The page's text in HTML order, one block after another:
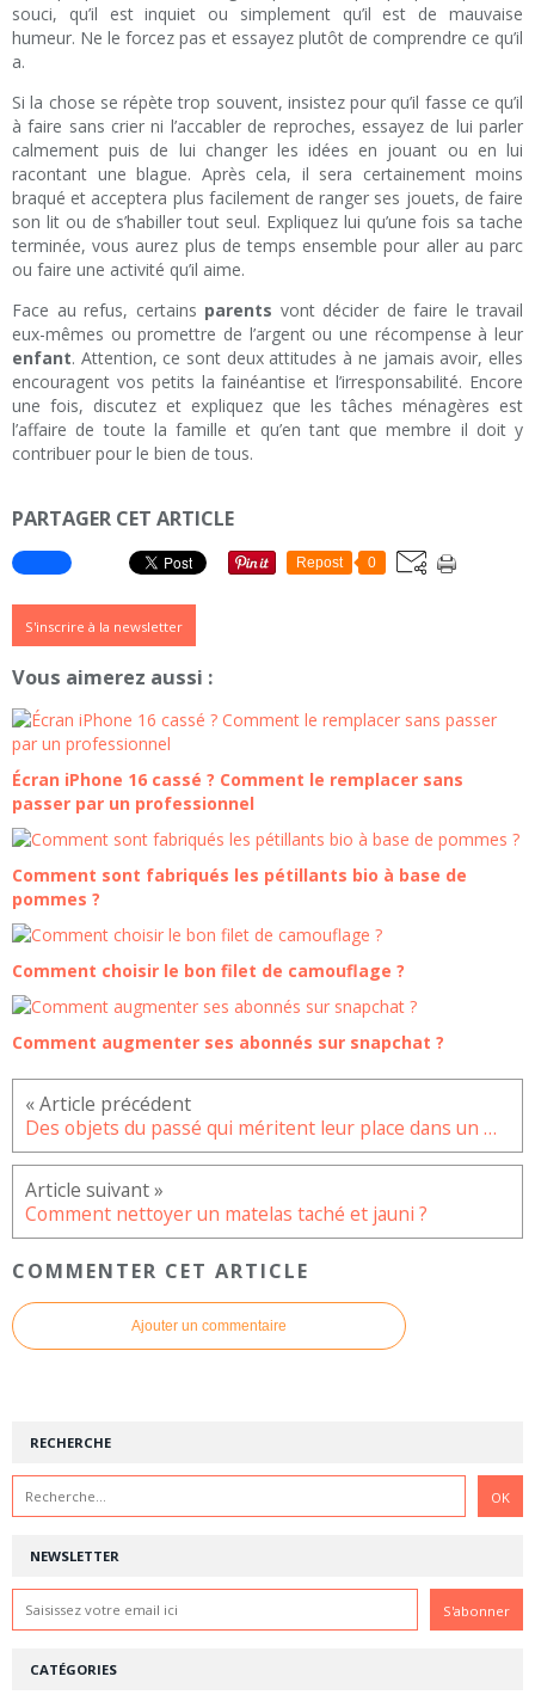
souci, qu’il est inquiet ou simplement qu’il est de mauvaise
humeur. Ne le forcez pas et essayez plutôt de comprendre ce qu’il
a.
Si la chose se répète trop souvent, insistez pour qu’il fasse ce qu’il
à faire sans crier ni l’accabler de reproches, essayez de lui parler
calmement puis de lui changer les idées en jouant ou en lui
racontant une blague. Après cela, il sera certainement moins
braqué et acceptera plus facilement de ranger ses jouets, de faire
son lit ou de s’habiller tout seul. Expliquez lui qu’une fois sa tache
terminée, vous aurez plus de temps ensemble pour aller au parc
ou faire une activité qu’il aime.
Face au refus, certains parents vont décider de faire le travail
eux-mêmes ou promettre de l’argent ou une récompense à leur
enfant. Attention, ce sont deux attitudes à ne jamais avoir, elles
encouragent vos petits la fainéantise et l’irresponsabilité. Encore
une fois, discutez et expliquez que les tâches ménagères est
l’affaire de toute la famille et qu’en tant que membre il doit y
contribuer pour le bien de tous.
PARTAGER CET ARTICLE
Repost 0
S'inscrire à la newsletter
Vous aimerez aussi :
Écran iPhone 16 cassé ? Comment le remplacer sans
passer par un professionnel
Comment sont fabriqués les pétillants bio à base de
pommes ?
Comment choisir le bon filet de camouflage ?
Comment augmenter ses abonnés sur snapchat ?
Des objets du passé qui méritent leur place dans un musée
Comment nettoyer un matelas taché et jauni ?
COMMENTER CET ARTICLE
Ajouter un commentaire
NEWSLETTER
RECHERCHE
CATÉGORIES